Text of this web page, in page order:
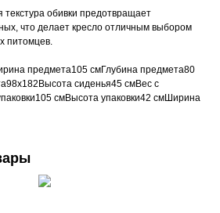
текстура обивки предотвращает
что делает кресло отличным выбором
питомцев.
предмета105 смГлубина предмета80
сиденья45 смВес с
смВысота упаковки42 смШирина